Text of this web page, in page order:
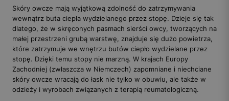
Skóry owcze mają wyjątkową zdolność do zatrzymywania
wewnątrz buta ciepła wydzielanego przez stopę. Dzieje się tak
dlatego, że w skręconych pasmach sierści owcy, tworzących na
małej przestrzeni grubą warstwę, znajduje się dużo powietrza,
które zatrzymuje we wnętrzu butów ciepło wydzielane przez
stopę. Dzięki temu stopy nie marzną. W krajach Europy
Zachodniej (zwłaszcza w Niemczech) zapomniane i niechciane
skóry owcze wracają do łask nie tylko w obuwiu, ale także w
odzieży i wyrobach związanych z terapią reumatologiczną.